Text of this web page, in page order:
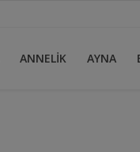
ANNELİK AYNA